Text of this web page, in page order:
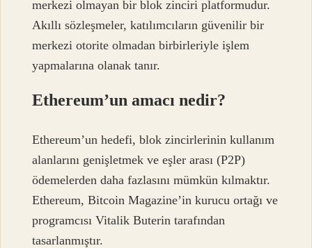
merkezi olmayan bir blok zinciri platformudur.
Akıllı sözleşmeler, katılımcıların güvenilir bir
merkezi otorite olmadan birbirleriyle işlem
yapmalarına olanak tanır.
Ethereum’un amacı nedir?
Ethereum’un hedefi, blok zincirlerinin kullanım
alanlarını genişletmek ve eşler arası (P2P)
ödemelerden daha fazlasını mümkün kılmaktır.
Ethereum, Bitcoin Magazine’in kurucu ortağı ve
programcısı Vitalik Buterin tarafından
tasarlanmıştır.